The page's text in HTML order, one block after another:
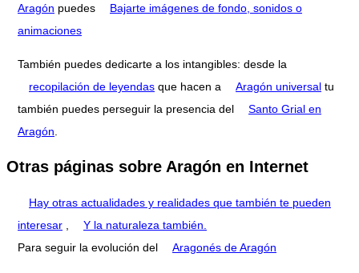
Aragón puedes
Bajarte imágenes de fondo, sonidos o
animaciones
También puedes dedicarte a los intangibles: desde la
recopilación de leyendas que hacen a Aragón universal tu
también puedes perseguir la presencia del
Santo Grial en
Aragón
Otras páginas sobre Aragón en Internet
Hay otras actualidades y realidades que también te pueden
interesar
Y la naturaleza también.
Para seguir la evolución del
Aragonés de Aragón